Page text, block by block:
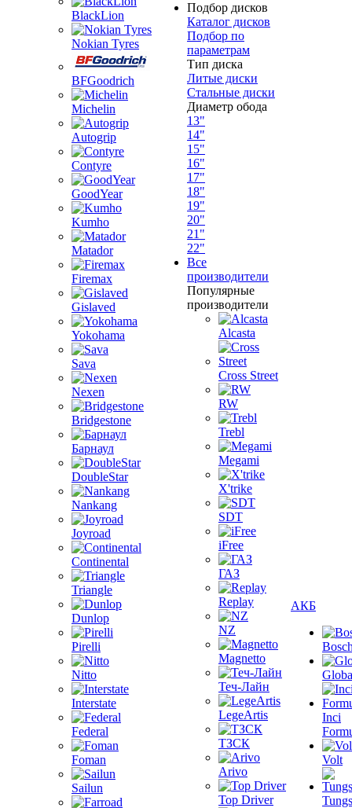
BlackLion
Nokian Tyres
BFGoodrich
Michelin
Autogrip
Contyre
GoodYear
Kumho
Matador
Firemax
Gislaved
Yokohama
Sava
Nexen
Bridgestone
Барнаул
DoubleStar
Nankang
Joyroad
Continental
Triangle
Dunlop
Pirelli
Nitto
Interstate
Federal
Foman
Sailun
Подбор дисков
Каталог дисков
Подбор по
параметрам
Тип диска
Литые диски
Стальные диски
Диаметр обода
13"
14"
15"
16"
17"
18"
19"
20"
21"
22"
Все
производители
Популярные
производители
Alcasta
Cross Street
RW
Trebl
Megami
X'trike
SDT
iFree
ГАЗ
Replay
NZ
Magnetto
Теч-Лайн
LegeArtis
ТЗСК
Arivo
Top Driver
АКБ
Inci
Volt